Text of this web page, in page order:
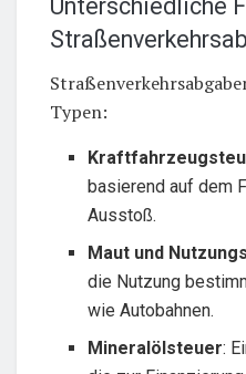
Unterschiedliche
Typen:
basierend auf dem
Ausstoß.
Maut und
die Nutzung
wie Autobahnen.
Mineralölsteuer: